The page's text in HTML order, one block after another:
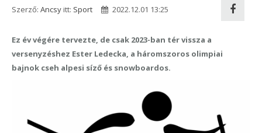
Szerző: Ancsy itt: Sport 2022.12.01 13:25
Ez év végére tervezte, de csak 2023-ban tér vissza a
versenyzéshez Ester Ledecka, a háromszoros olimpiai
bajnok cseh alpesi síző és snowboardos.